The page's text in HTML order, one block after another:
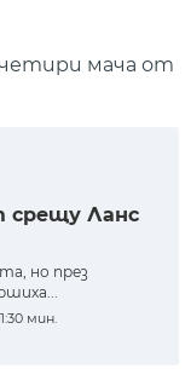
мача от
срещу Ланс
но през
мин.